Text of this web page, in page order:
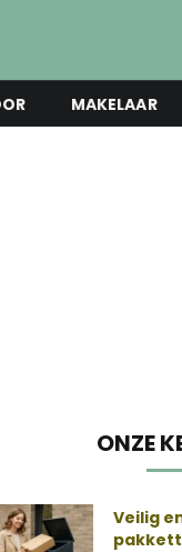
MAKELAAR
ONZE
Veilig